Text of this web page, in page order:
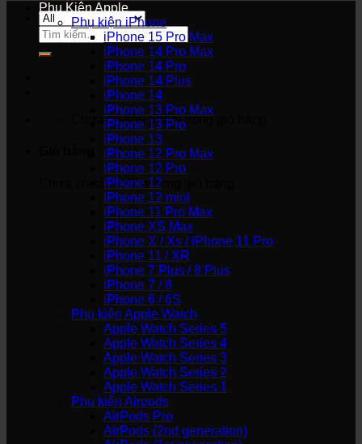
Tìm
kiếm:
Chưa có sản phẩm trong giỏ hàng.
Chưa có sản phẩm trong giỏ hàng.
Phụ Kiện Apple
Phụ kiện iPhone
iPhone 15 Pro Max
iPhone 14 Pro Max
iPhone 14 Pro
iPhone 14 Plus
iPhone 14
iPhone 13 Pro Max
iPhone 13 Pro
iPhone 13
iPhone 12 Pro Max
iPhone 12 Pro
iPhone 12
iPhone 12 mini
iPhone 11 Pro Max
iPhone XS Max
iPhone X / Xs / iPhone 11 Pro
iPhone 11 / XR
iPhone 7 Plus / 8 Plus
iPhone 7 / 8
iPhone 6 / 6S
Phụ kiện Apple Watch
Apple Watch Series 5
Apple Watch Series 4
Apple Watch Series 3
Apple Watch Series 2
Apple Watch Series 1
Phụ kiện Airpods
AirPods Pro
AirPods (2nd generation)